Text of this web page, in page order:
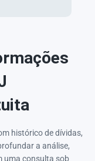
histórico de dívidas,
a análise,
uma consulta sob